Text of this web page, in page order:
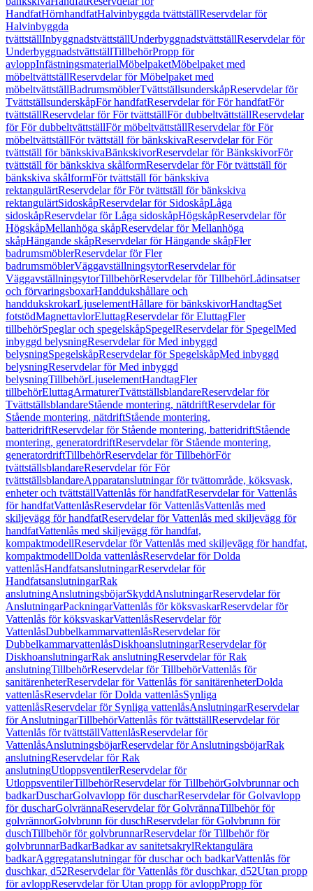
HandfatHörnhandfatHalvinbyggda tvättställReservdelar för
Halvinbyggda
tvättställInbyggnadstvättställUnderbyggnadstvättställReservdelar för
UnderbyggnadstvättställTillbehörPropp för
avloppInfästningsmaterialMöbelpaketMöbelpaket med
möbeltvättställReservdelar för Möbelpaket med
möbeltvättställBadrumsmöblerTvättställsunderskåpReservdelar för
TvättställsunderskåpFör handfatReservdelar för För handfatFör
tvättställReservdelar för För tvättställFör dubbeltvättställReservdelar
för För dubbeltvättställFör möbeltvättställReservdelar för För
möbeltvättställFör tvättställ för bänkskivaReservdelar för För
tvättställ för bänkskivaBänkskivorReservdelar för BänkskivorFör
tvättställ för bänkskiva skålformReservdelar för För tvättställ för
bänkskiva skålformFör tvättställ för bänkskiva
rektangulärtReservdelar för För tvättställ för bänkskiva
rektangulärtSidoskåpReservdelar för SidoskåpLåga
sidoskåpReservdelar för Låga sidoskåpHögskåpReservdelar för
HögskåpMellanhöga skåpReservdelar för Mellanhöga
skåpHängande skåpReservdelar för Hängande skåpFler
badrumsmöblerReservdelar för Fler
badrumsmöblerVäggavställningsytorReservdelar för
VäggavställningsytorTillbehörReservdelar för TillbehörLådinsatser
och förvaringsboxarHanddukshållare och
handdukskrokarLjuselementHållare för bänkskivorHandtagSet
fotstödMagnettavlorEluttagReservdelar för EluttagFler
tillbehörSpeglar och spegelskåpSpegelReservdelar för SpegelMed
inbyggd belysningReservdelar för Med inbyggd
belysningSpegelskåpReservdelar för SpegelskåpMed inbyggd
belysningReservdelar för Med inbyggd
belysningTillbehörLjuselementHandtagFler
tillbehörEluttagArmaturerTvättställsblandareReservdelar för
TvättställsblandareStående montering, nätdriftReservdelar för
Stående montering, nätdriftStående montering,
batteridriftReservdelar för Stående montering, batteridriftStående
montering, generatordriftReservdelar för Stående montering,
generatordriftTillbehörReservdelar för TillbehörFör
tvättställsblandareReservdelar för För
tvättställsblandareApparatanslutningar för tvättområde, köksvask,
enheter och tvättställVattenlås för handfatReservdelar för Vattenlås
för handfatVattenlåsReservdelar för VattenlåsVattenlås med
skiljevägg för handfatReservdelar för Vattenlås med skiljevägg för
handfatVattenlås med skiljevägg för handfat,
kompaktmodellReservdelar för Vattenlås med skiljevägg för handfat,
kompaktmodellDolda vattenlåsReservdelar för Dolda
vattenlåsHandfatsanslutningarReservdelar för
HandfatsanslutningarRak
anslutningAnslutningsböjarSkyddAnslutningarReservdelar för
AnslutningarPackningarVattenlås för köksvaskarReservdelar för
Vattenlås för köksvaskarVattenlåsReservdelar för
VattenlåsDubbelkammarvattenlåsReservdelar för
DubbelkammarvattenlåsDiskhoanslutningarReservdelar för
DiskhoanslutningarRak anslutningReservdelar för Rak
anslutningTillbehörReservdelar för TillbehörVattenlås för
sanitärenheterReservdelar för Vattenlås för sanitärenheterDolda
vattenlåsReservdelar för Dolda vattenlåsSynliga
vattenlåsReservdelar för Synliga vattenlåsAnslutningarReservdelar
för AnslutningarTillbehörVattenlås för tvättställReservdelar för
Vattenlås för tvättställVattenlåsReservdelar för
VattenlåsAnslutningsböjarReservdelar för AnslutningsböjarRak
anslutningReservdelar för Rak
anslutningUtloppsventilerReservdelar för
UtloppsventilerTillbehörReservdelar för TillbehörGolvbrunnar och
badkarDuscharGolvavlopp för duscharReservdelar för Golvavlopp
för duscharGolvrännaReservdelar för GolvrännaTillbehör för
golvrännorGolvbrunn för duschReservdelar för Golvbrunn för
duschTillbehör för golvbrunnarReservdelar för Tillbehör för
golvbrunnarBadkarBadkar av sanitetsakrylRektangulära
badkarAggregatanslutningar för duschar och badkarVattenlås för
duschkar, d52Reservdelar för Vattenlås för duschkar, d52Utan propp
för avloppReservdelar för Utan propp för avloppPropp för